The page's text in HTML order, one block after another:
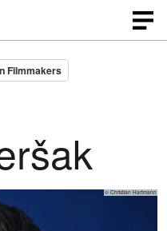
Filmmakers
© Christian Hartmann